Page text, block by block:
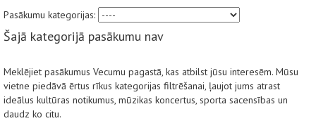
Pasākumu kategorijas:
Šajā kategorijā pasākumu nav
Meklējiet pasākumus Vecumu pagastā, kas atbilst jūsu interesēm. Mūsu
vietne piedāvā ērtus rīkus kategorijas filtrēšanai, ļaujot jums atrast
ideālus kultūras notikumus, mūzikas koncertus, sporta sacensības un
daudz ko citu.